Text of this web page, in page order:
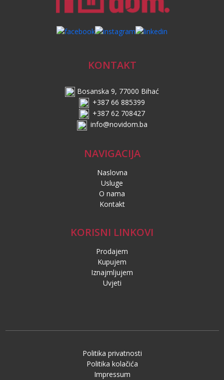
KONTAKT
Bosanska 9, 77000 Bihać
+387 66 885399
+387 62 708427
info@novidom.ba
NAVIGACIJA
Naslovna
Usluge
O nama
Kontakt
KORISNI LINKOVI
Prodajem
Kupujem
Iznajmljujem
Uvjeti
Politika privatnosti
Politika kolačića
Impressum